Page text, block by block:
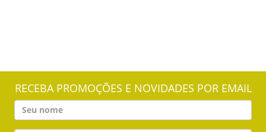
RECEBA PROMOÇÕES E NOVIDADES POR EMAIL